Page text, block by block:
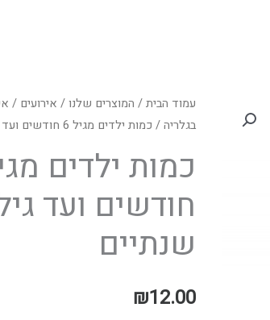
עמוד הבית/ המוצרים שלנו/ אירועים /
בגלריה/ כמות ילדים מגיל 6 חודשים ועד גיל שנתיים
חודשים ועד
שנתיים
₪12.00